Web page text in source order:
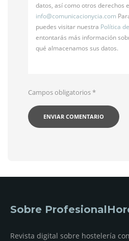
datos, así como otros derechos
info@comunicacionycia.com
puedes visitar nuestra Política
entontarás más información
qué almacenamos sus datos.
Campos obligatorios*
Sobre
Revista digital sobre hostelería